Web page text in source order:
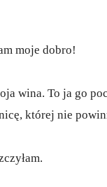
moje dobro!
wina. To ja go
której nie